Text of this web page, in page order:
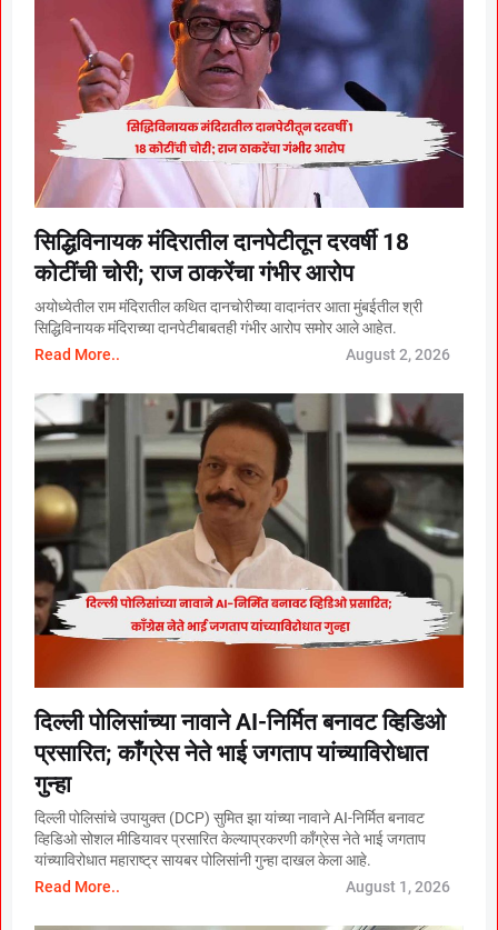
सिद्धिविनायक मंदिरातील दानपेटीतून दरवर्षी 18
कोटींची चोरी; राज ठाकरेंचा गंभीर आरोप
अयोध्येतील राम मंदिरातील कथित दानचोरीच्या वादानंतर आता मुंबईतील श्री
सिद्धिविनायक मंदिराच्या दानपेटीबाबतही गंभीर आरोप समोर आले आहेत.
Read More..
August 2, 2026
दिल्ली पोलिसांच्या नावाने AI-निर्मित बनावट व्हिडिओ
प्रसारित; काँग्रेस नेते भाई जगताप यांच्याविरोधात
गुन्हा
दिल्ली पोलिसांचे उपायुक्त (DCP) सुमित झा यांच्या नावाने AI-निर्मित बनावट
व्हिडिओ सोशल मीडियावर प्रसारित केल्याप्रकरणी काँग्रेस नेते भाई जगताप
यांच्याविरोधात महाराष्ट्र सायबर पोलिसांनी गुन्हा दाखल केला आहे.
Read More..
August 1, 2026